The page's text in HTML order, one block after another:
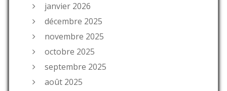
janvier 2026
décembre 2025
novembre 2025
octobre 2025
septembre 2025
août 2025